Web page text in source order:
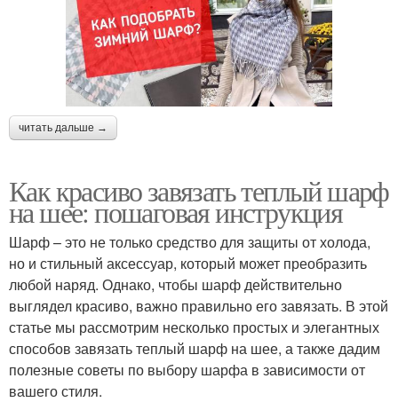
читать дальше →
Как красиво завязать теплый шарф
на шее: пошаговая инструкция
Шарф – это не только средство для защиты от холода,
но и стильный аксессуар, который может преобразить
любой наряд. Однако, чтобы шарф действительно
выглядел красиво, важно правильно его завязать. В этой
статье мы рассмотрим несколько простых и элегантных
способов завязать теплый шарф на шее, а также дадим
полезные советы по выбору шарфа в зависимости от
вашего стиля.